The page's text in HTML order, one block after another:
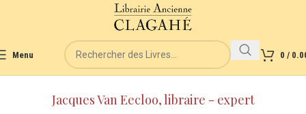
Menu 0 /
Jacques Van Eecloo, libraire - expert